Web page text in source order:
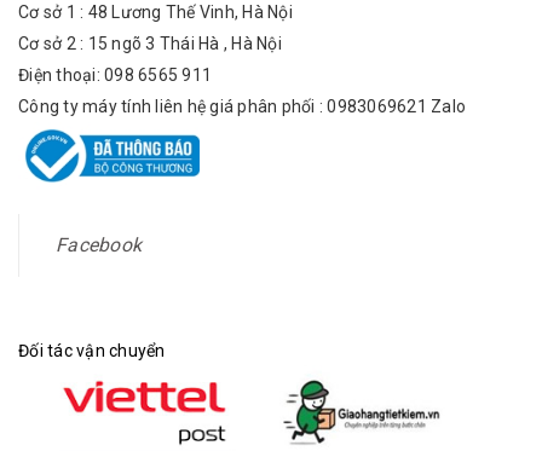
Cơ sở 1 : 48 Lương Thế Vinh, Hà Nội
Cơ sở 2 : 15 ngõ 3 Thái Hà , Hà Nội
Điện thoại: 098 6565 911
Công ty máy tính liên hệ giá phân phối : 0983069621 Zalo
Facebook
Đối tác vận chuyển